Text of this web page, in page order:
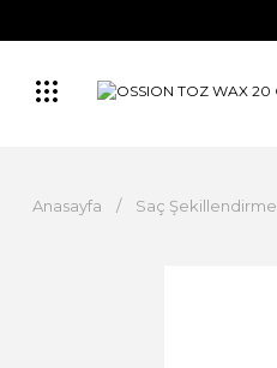
Anasayfa Saç Şekillendirme